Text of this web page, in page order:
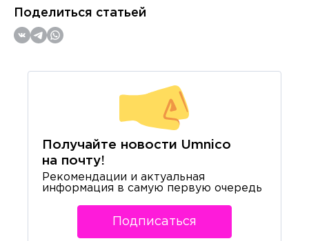
Поделиться статьей
Получайте новости Umnico
на почту!
Рекомендации и актуальная
информация в самую первую очередь
Подписаться